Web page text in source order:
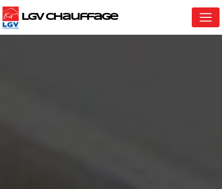
LGV Chauffage
Panneau de gestion des cookies